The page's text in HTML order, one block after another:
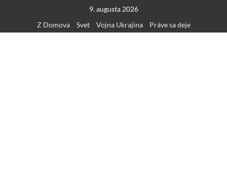
content
9. augusta 2026
Z Domova
Svet Vojna Ukrajina Práve sa deje